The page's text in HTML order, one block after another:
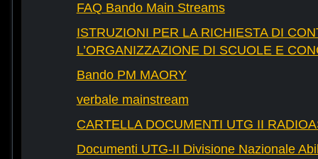
FAQ Bando Main Streams
ISTRUZIONI PER LA RICHIESTA DI
L’ORGANIZZAZIONE DI SCUOLE E
Bando PM MAORY
verbale mainstream
CARTELLA DOCUMENTI UTG II
Documenti UTG-II Divisione Nazionale